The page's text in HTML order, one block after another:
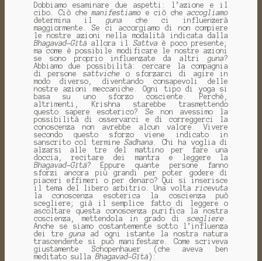
Dobbiamo esaminare due aspetti: l’azione e il
cibo. Ciò chemanifestiamo e ciò cheaccogliamo
determina il guna che ci influenzerà
maggiormente. Se ci accorgiamo di non compiere
le nostre azioni nella modalità indicata dalla
Bhagavad-Gītāallora il Sattvaè poco presente;
ma come è possibile modificare le nostre azioni
se sono proprio influenzate da altriguna?
Abbiamo due possibilità: cercare la compagnia
di persone sattvicheo sforzarci di agire in
modo diverso, diventando consapevoli delle
nostre azioni meccaniche. Ogni tipo di yoga si
basa su uno sforzo cosciente. Perché,
altrimenti, Krishna starebbe trasmettendo
questo sapere esoterico? Se non avessimo la
possibilità di osservarci e di correggerci la
conoscenza non avrebbe alcun valore. Vivere
secondo questo sforzo viene indicato in
sanscrito col termineSadhana . Chi ha voglia di
alzarsi alle tre del mattino per fare una
doccia, recitare dei mantra e leggere la
Bhagavad-Gītā? Eppure quante persone fanno
sforzi ancora più grandi per poter godere di
piaceri effimeri o per denaro? Qui si inserisce
il tema del libero arbitrio. Una voltaricevuta
la conoscenza esoterica la coscienza può
scegliere; già il semplice fatto di leggere o
ascoltare questa conoscenza purifica la nostra
coscienza, mettendola in grado discegliere
Anche se siamo costantemente sotto l’influenza
dei treguna ad ogni istante la nostra natura
trascendente si può manifestare. Come scriveva
giustamente Schopenhauer (che aveva ben
meditato sulla Bhagavad-Gītā):